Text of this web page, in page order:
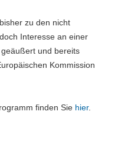
zu den nicht
Interesse an einer
und bereits
Kommission
finden Sie hier.